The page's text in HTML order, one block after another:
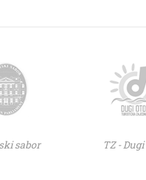
sabor TZ -